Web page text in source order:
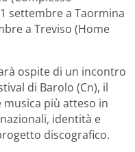
settembre a Taormina
a Treviso (Home
ospite di un incontro
di Barolo (Cn), il
più atteso in
identità e
discografico.